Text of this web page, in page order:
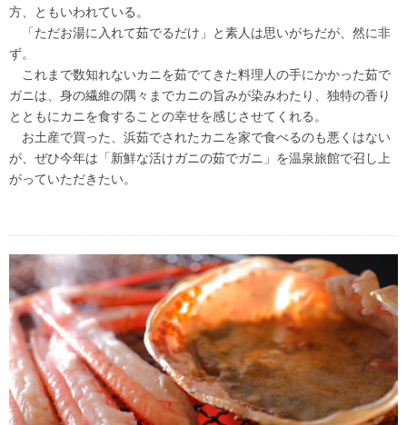
方、ともいわれている。
「ただお湯に入れて茹でるだけ」と素人は思いがちだが、然に非
ず。
これまで数知れないカニを茹でてきた料理人の手にかかった茹で
ガニは、身の繊維の隅々までカニの旨みが染みわたり、独特の香り
とともにカニを食することの幸せを感じさせてくれる。
お土産で買った、浜茹でされたカニを家で食べるのも悪くはない
が、ぜひ今年は「新鮮な活けガニの茹でガニ」を温泉旅館で召し上
がっていただきたい。